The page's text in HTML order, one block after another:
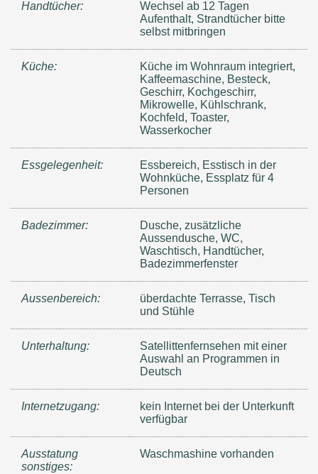
Handtücher:
Wechsel ab 12 Tagen
Aufenthalt, Strandtücher bitte
selbst mitbringen
Küche:
Küche im Wohnraum integriert,
Kaffeemaschine, Besteck,
Geschirr, Kochgeschirr,
Mikrowelle, Kühlschrank,
Kochfeld, Toaster,
Wasserkocher
Essgelegenheit:
Essbereich, Esstisch in der
Wohnküche, Essplatz für 4
Personen
Badezimmer:
Dusche, zusätzliche
Aussendusche, WC,
Waschtisch, Handtücher,
Badezimmerfenster
Aussenbereich:
überdachte Terrasse, Tisch
und Stühle
Unterhaltung:
Satellittenfernsehen mit einer
Auswahl an Programmen in
Deutsch
Internetzugang:
kein Internet bei der Unterkunft
verfügbar
Ausstatung
sonstiges:
Waschmashine vorhanden